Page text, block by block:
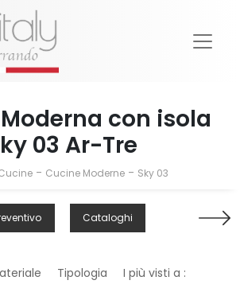
con isola
03 Ar-Tre
- Cucine Moderne - Sky 03
Cataloghi
Tipologia I più visti a :